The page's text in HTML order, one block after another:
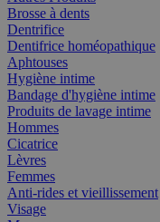
Brosse à dents
Dentrifice
Dentifrice homéopathique
Aphtouses
Hygiène intime
Bandage d'hygiène intime
Produits de lavage intime
Hommes
Cicatrice
Lèvres
Femmes
Anti-rides et vieillissement
Visage